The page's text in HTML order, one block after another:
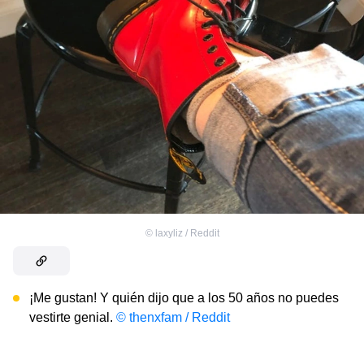
© laxyliz / Reddit
¡Me gustan! Y quién dijo que a los 50 años no puedes
vestirte genial. © thenxfam / Reddit